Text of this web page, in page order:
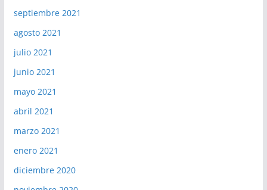
septiembre 2021
agosto 2021
julio 2021
junio 2021
mayo 2021
abril 2021
marzo 2021
enero 2021
diciembre 2020